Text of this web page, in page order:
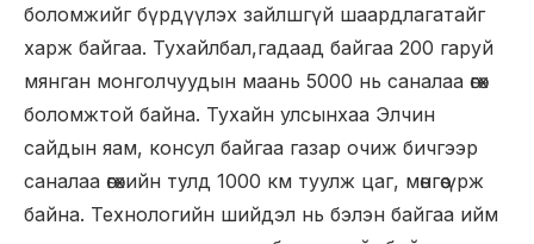
боломжийг бүрдүүлэх зайлшгүй шаардлагатайг
харж байгаа. Тухайлбал,гадаад байгаа 200 гаруй
мянган монголчуудын маань 5000 нь саналаа өгөх
боломжтой байна. Тухайн улсынхаа Элчин
сайдын яам, консул байгаа газар очиж бичгээр
саналаа өгөхийн тулд 1000 км туулж цаг, мөнгөө үрж
байна. Технологийн шийдэл нь бэлэн байгаа ийм